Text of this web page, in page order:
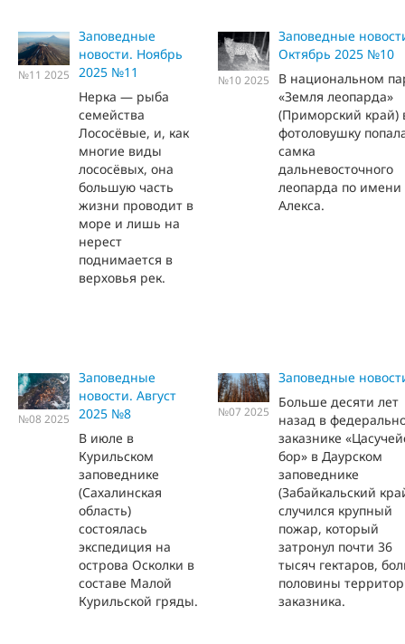
№11 2025
Заповедные
новости. Ноябрь
2025 №11
Нерка — рыба
семейства
Лососёвые, и, как
многие виды
лососёвых, она
большую часть
жизни проводит в
море и лишь на
нерест
поднимается в
верховья рек.
№10 2025
Заповедные
Октябрь 2025 №10
В национальном
«Земля леопарда»
(Приморский край)
фотоловушку
самка
дальневосточного
леопарда по имени
Алекса.
№08 2025
Заповедные
новости. Август
2025 №8
В июле в
Курильском
заповеднике
(Сахалинская
область)
состоялась
экспедиция на
острова Осколки в
составе Малой
Курильской гряды.
№07 2025
Заповедные
Больше десяти лет
назад в
заказнике
бор» в Даурском
заповеднике
(Забайкальский
случился крупный
пожар, который
затронул почти 36
тысяч гектаров,
половины
заказника.